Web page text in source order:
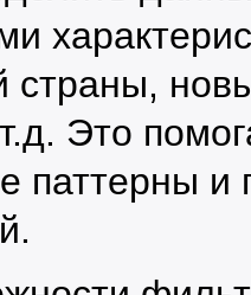
страны,
Это
паттерны и